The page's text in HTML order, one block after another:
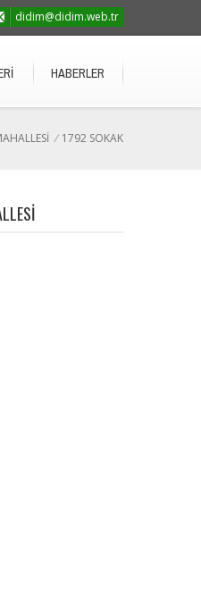
didim@didim.web.tr
HABERLER
/ 1792 SOKAK